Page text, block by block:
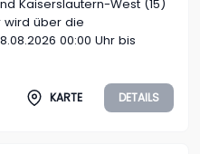
Kaiserslautern-West (15)
wird über die
00:00 Uhr bis
KARTE DETAILS